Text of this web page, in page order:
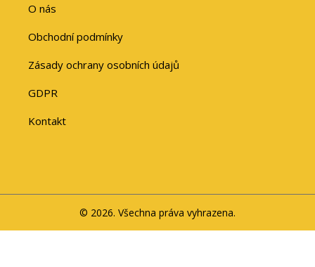
O nás
Obchodní podmínky
Zásady ochrany osobních údajů
GDPR
Kontakt
© 2026. Všechna práva vyhrazena.